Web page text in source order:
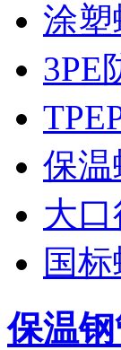
涂塑
3PE
保温
大
国
保温